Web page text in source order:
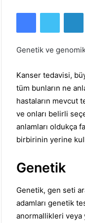
Genetik ve
Kanser tedavisi,
tüm bunların ne
hastaların mevcut
ve onları belirli
anlamları oldukça
birbirinin yerine
Genetik
Genetik, gen seti
adamları genetik
anormallikleri veya